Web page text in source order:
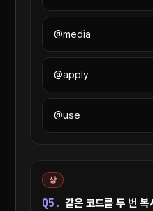
@media
@apply
@use
상
Q5. 같은 코드를 두 번 복